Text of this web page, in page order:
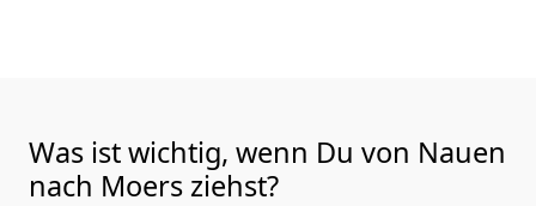
Was ist wichtig, wenn Du von Nauen
nach Moers ziehst?